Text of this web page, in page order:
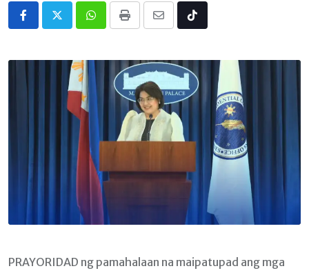
Whatsapp
Print
Share
Email
Tiktok
PRAYORIDAD ng pamahalaan na maipatupad ang mga